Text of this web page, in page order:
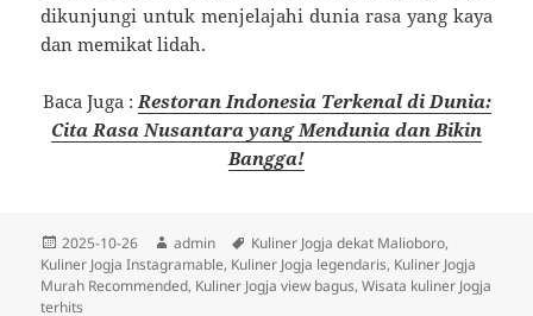
dikunjungi untuk menjelajahi dunia rasa yang kaya
dan memikat lidah.
Baca Juga : Restoran Indonesia Terkenal di Dunia:
Cita Rasa Nusantara yang Mendunia dan Bikin
Bangga!
Diposkan
pada
2025-10-26 Penulis
admin Tag
Kuliner Jogja dekat Malioboro,
Kuliner Jogja Instagramable, Kuliner Jogja legendaris, Kuliner Jogja
Murah Recommended, Kuliner Jogja view bagus,Wisata kuliner Jogja
terhits